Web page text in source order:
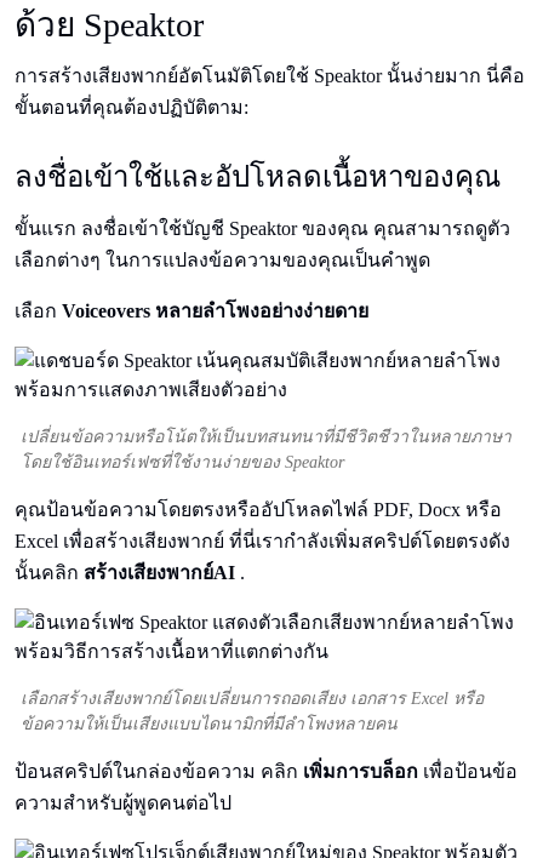
ด้วย Speaktor
การสร้างเสียงพากย์อัตโนมัติโดยใช้ Speaktor นั้นง่ายมาก นี่คือ
ขั้นตอนที่คุณต้องปฏิบัติตาม:
ลงชื่อเข้าใช้และอัปโหลดเนื้อหาของคุณ
ขั้นแรก ลงชื่อเข้าใช้บัญชี Speaktor ของคุณ คุณสามารถดูตัว
เลือกต่างๆ ในการแปลงข้อความของคุณเป็นคําพูด
เลือก Voiceovers หลายลําโพงอย่างง่ายดาย
เปลี่ยนข้อความหรือโน้ตให้เป็นบทสนทนาที่มีชีวิตชีวาในหลายภาษา
โดยใช้อินเทอร์เฟซที่ใช้งานง่ายของ Speaktor
คุณป้อนข้อความโดยตรงหรืออัปโหลดไฟล์ PDF, Docx หรือ
Excel เพื่อสร้างเสียงพากย์ ที่นี่เรากําลังเพิ่มสคริปต์โดยตรงดัง
นั้นคลิก สร้างเสียงพากย์AI .
เลือกสร้างเสียงพากย์โดยเปลี่ยนการถอดเสียง เอกสาร Excel หรือ
ข้อความให้เป็นเสียงแบบไดนามิกที่มีลําโพงหลายคน
ป้อนสคริปต์ในกล่องข้อความ คลิก เพิ่มการบล็อก เพื่อป้อนข้อ
ความสําหรับผู้พูดคนต่อไป